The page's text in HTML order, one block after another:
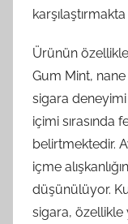
Ürünün
Gum Mint,
sigara deneyimi
içimi sırasında
belirtmektedir.
içme
düşünülüyor.
sigara, özellikle